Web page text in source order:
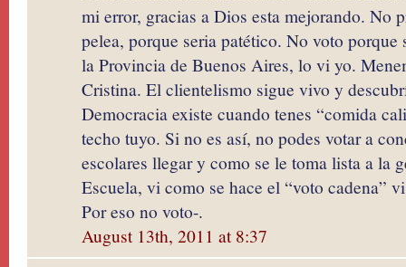
mi error, gracias a Dios esta mejorando. No
pelea, porque seria patético. No voto
la Provincia de Buenos Aires, lo vi yo.
Cristina. El clientelismo sigue vivo y
Democracia existe cuando tenes “comida
techo tuyo. Si no es así, no podes votar a
escolares llegar y como se le toma lista a la
Escuela, vi como se hace el “voto cadena”
Por eso no voto-.
August 13th, 2011 at 8:37